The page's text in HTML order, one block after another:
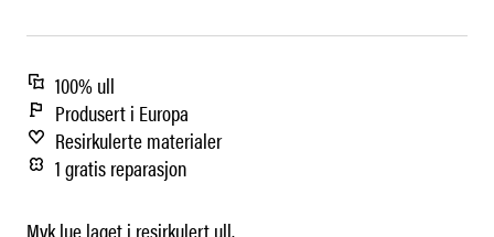
100% ull
Produsert i Europa
Resirkulerte materialer
1 gratis reparasjon
Myk lue laget i resirkulert ull.